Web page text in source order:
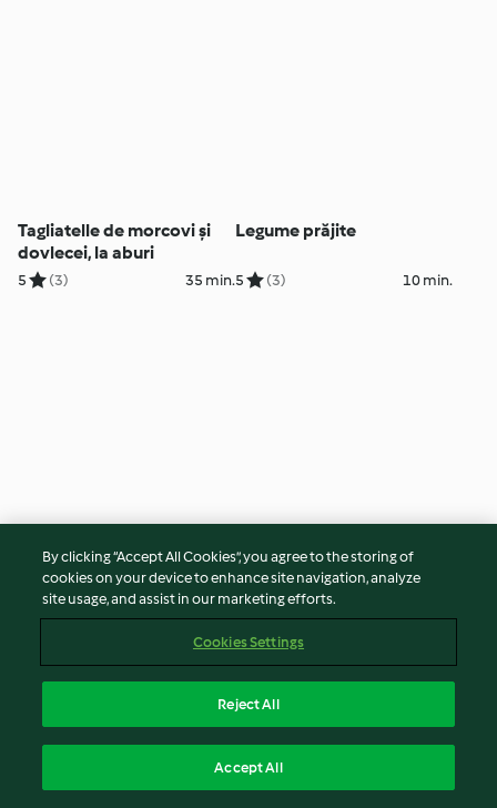
Tagliatelle de morcovi și
dovlecei, la aburi
5 (3) 35 min.
Legume prăjite
5 (3) 10 min.
Biscuiți cu brânză
(80) 2h 30 min.
Plăcintă cu ciuperci
5 (44)
By clicking “Accept All Cookies”, you agree to the storing of
cookies on your device to enhance site navigation, analyze
site usage, and assist in our marketing efforts.
Cookies Settings
Reject All
Accept All